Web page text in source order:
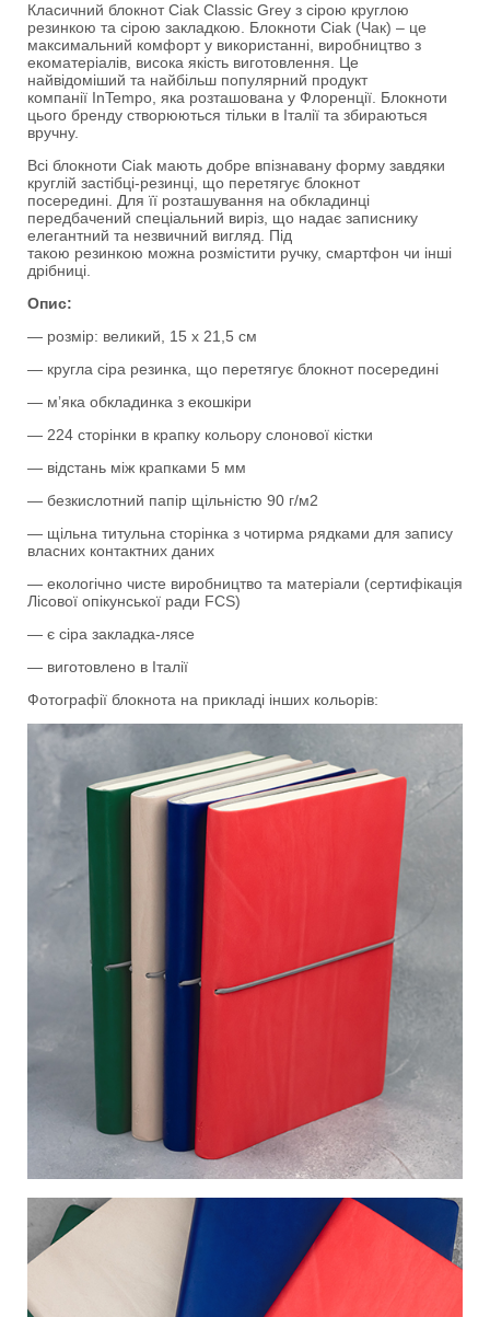
Класичний блокнот Ciak Classic Grey з сірою круглою
резинкою та сірою закладкою. Блокноти Ciak (Чак) – це
максимальний комфорт у використанні, виробництво з
екоматеріалів, висока якість виготовлення. Це
найвідоміший та найбільш популярний продукт
компанії InTempo, яка розташована у Флоренції. Блокноти
цього бренду створюються тільки в Італії та збираються
вручну.
Всі блокноти Ciak мають добре впізнавану форму завдяки
круглій застібці-резинці, що перетягує блокнот
посередині. Для її розташування на обкладинці
передбачений спеціальний виріз, що надає записнику
елегантний та незвичний вигляд. Під
такою резинкою можна розмістити ручку, смартфон чи інші
дрібниці.
Опис:
— розмір: великий, 15 х 21,5 см
— кругла сіра резинка, що перетягує блокнот посередині
— мʼяка обкладинка з екошкіри
— 224 сторінки в крапку кольору слонової кістки
— відстань між крапками 5 мм
— безкислотний папір щільністю 90 г/м2
— щільна титульна сторінка з чотирма рядками для запису
власних контактних даних
— екологічно чисте виробництво та матеріали (сертифікація
Лісової опікунської ради FCS)
— є сіра закладка-лясе
— виготовлено в Італії
Фотографії блокнота на прикладі інших кольорів: